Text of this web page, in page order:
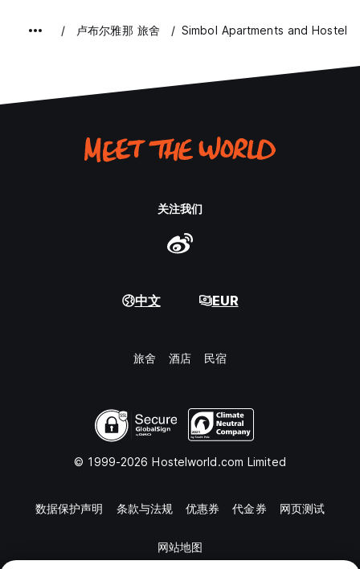
卢布尔雅那 旅舍 Simbol Apartments and Hostel
关注我们
中文 EUR
旅舍 酒店 民宿
© 1999-2026 Hostelworld.com Limited
数据保护声明 条款与法规 优惠券 代金券 网页测试
网站地图